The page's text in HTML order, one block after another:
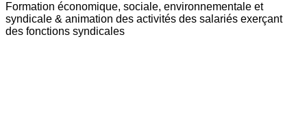
Formation économique, sociale, environnementale et
syndicale & animation des activités des salariés exerçant
des fonctions syndicales